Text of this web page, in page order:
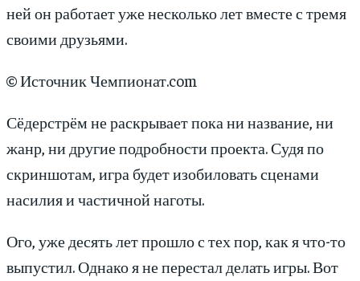
ней он работает уже несколько лет вместе с тремя
своими друзьями.
© Источник Чемпионат.com
Сёдерстрём не раскрывает пока ни название, ни
жанр, ни другие подробности проекта. Судя по
скриншотам, игра будет изобиловать сценами
насилия и частичной наготы.
Ого, уже десять лет прошло с тех пор, как я что-то
выпустил. Однако я не перестал делать игры. Вот